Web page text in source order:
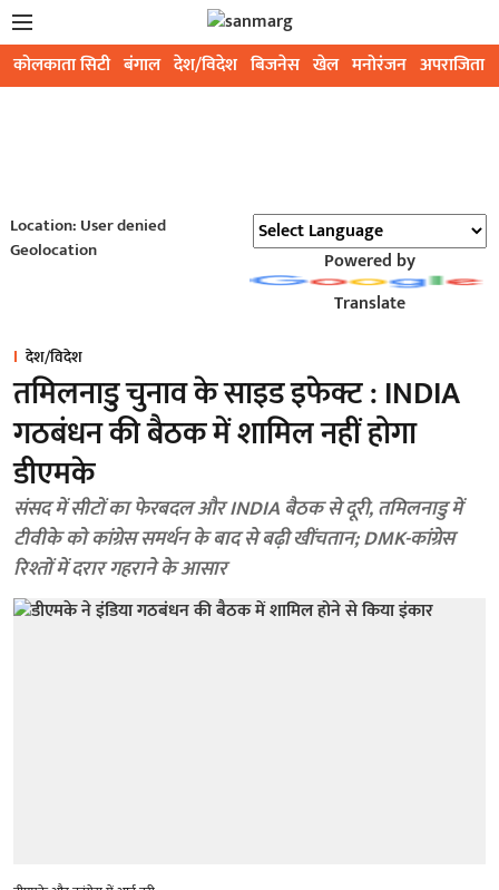
कोलकाता सिटी बंगाल देश/विदेश बिजनेस खेल मनोरंजन अपराजिता
Location: User denied
Geolocation
Powered by
Translate
देश/विदेश
तमिलनाडु चुनाव के साइड इफेक्ट : INDIA
गठबंधन की बैठक में शामिल नहीं होगा
डीएमके
संसद में सीटों का फेरबदल और INDIA बैठक से दूरी, तमिलनाडु में
टीवीके को कांग्रेस समर्थन के बाद से बढ़ी खींचतान; DMK-कांग्रेस
रिश्तों में दरार गहराने के आसार